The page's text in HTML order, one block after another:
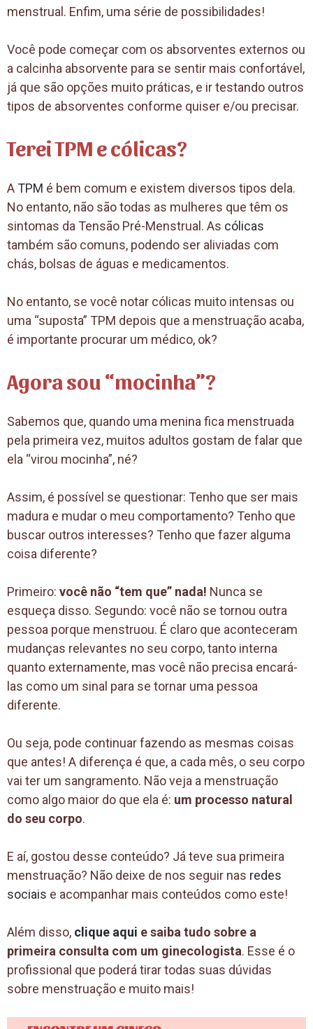
menstrual. Enfim, uma série de possibilidades!
Você pode começar com os absorventes externos ou
a calcinha absorvente para se sentir mais confortável,
já que são opções muito práticas, e ir testando outros
tipos de absorventes conforme quiser e/ou precisar.
Terei TPM e cólicas?
ATPM é bem comum e existem diversos tipos dela.
No entanto, não são todas as mulheres que têm os
sintomas da Tensão Pré-Menstrual. As cólicas
também são comuns, podendo ser aliviadas com
chás, bolsas de águas e medicamentos.
No entanto, se você notar cólicas muito intensas ou
uma “suposta” TPM depois que a menstruação acaba,
é importante procurar um médico, ok?
Agora sou “mocinha”?
Sabemos que, quando uma menina fica menstruada
pela primeira vez, muitos adultos gostam de falar que
ela “virou mocinha”, né?
Assim, é possível se questionar: Tenho que ser mais
madura e mudar o meu comportamento? Tenho que
buscar outros interesses? Tenho que fazer alguma
coisa diferente?
Primeiro: você não “tem que” nada! Nunca se
esqueça disso. Segundo: você não se tornou outra
pessoa porque menstruou. É claro que aconteceram
mudanças relevantes no seu corpo, tanto interna
quanto externamente, mas você não precisa encará-
las como um sinal para se tornar uma pessoa
diferente.
Ou seja, pode continuar fazendo as mesmas coisas
que antes! A diferença é que, a cada mês, o seu corpo
vai ter um sangramento. Não veja a menstruação
como algo maior do que ela é: um processo natural
do seu corpo.
E aí, gostou desse conteúdo? Já teve sua primeira
menstruação? Não deixe de nos seguir nas redes
sociais e acompanhar mais conteúdos como este!
Além disso, clique aqui e saiba tudo sobre a
primeira consulta com um ginecologista. Esse é o
profissional que poderá tirar todas suas dúvidas
sobre menstruação e muito mais!